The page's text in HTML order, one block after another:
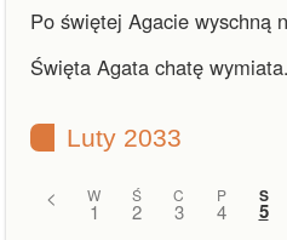
Po świętej Agacie wyschną
Święta Agata chatę wymiata.
Luty 2033
< W
1
Ś
2
C
3
P
4
S
5